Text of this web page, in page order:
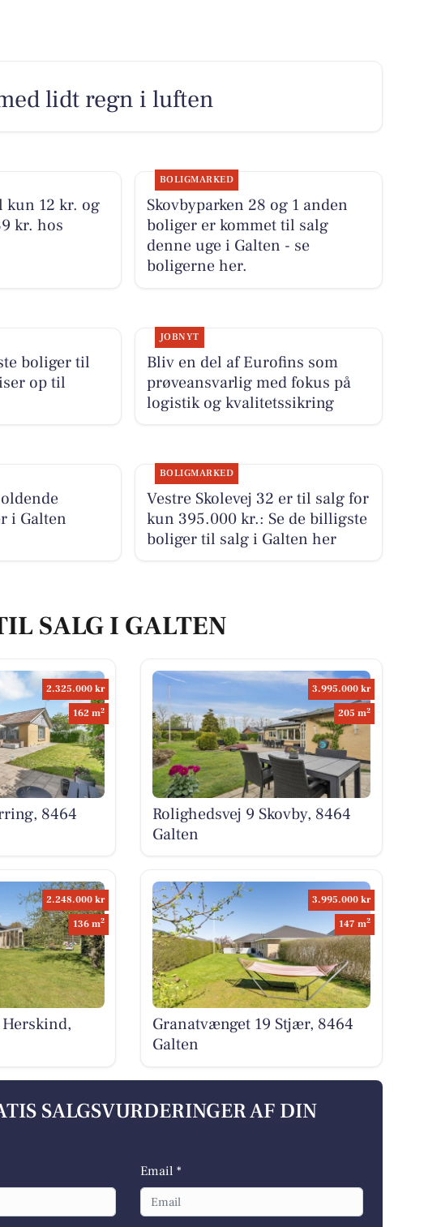
lidt regn i luften
kun 12 kr. og
kr. hos
BOLIGMARKED
Skovbyparken 28 og 1 anden
boliger er kommet til salg
denne uge i Galten - se
boligerne her.
boliger til
op til
JOBNYT
Bliv en del af Eurofins som
prøveansvarlig med fokus på
logistik og kvalitetssikring
i Galten
BOLIGMARKED
Vestre Skolevej 32 er til salg for
kun 395.000 kr.: Se de billigste
boliger til salg i Galten her
SALG I GALTEN
2.325.000 kr
162 m2
8464
3.995.000 kr
205 m2
Rolighedsvej 9 Skovby, 8464
Galten
2.248.000 kr
136 m2
3.995.000 kr
147 m2
Granatvænget 19 Stjær, 8464
Galten
SALGSVURDERINGER AF DIN
Email *